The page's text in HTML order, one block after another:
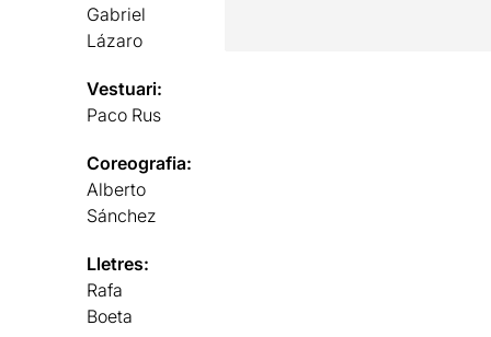
Gabriel
Lázaro
Vestuari:
Paco Rus
Coreografia:
Alberto
Sánchez
Lletres:
Rafa
Boeta